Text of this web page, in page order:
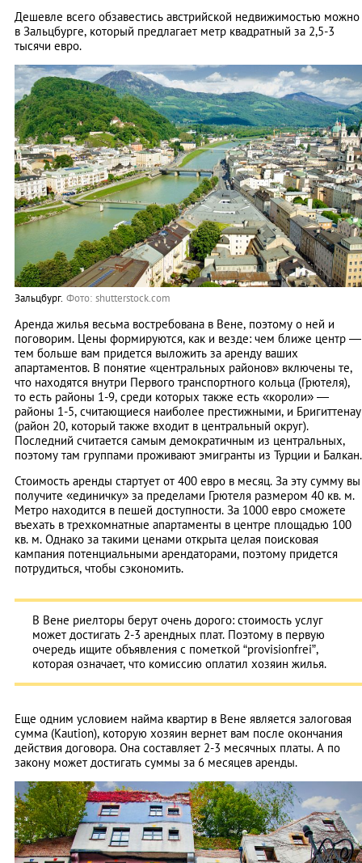
Дешевле всего обзавестись австрийской недвижимостью можно
в Зальцбурге, который предлагает метр квадратный за 2,5-3
тысячи евро.
Зальцбург. Фото: shutterstock.com
Аренда жилья весьма востребована в Вене, поэтому о ней и
поговорим. Цены формируются, как и везде: чем ближе центр —
тем больше вам придется выложить за аренду ваших
апартаментов. В понятие «центральных районов» включены те,
что находятся внутри Первого транспортного кольца (Грютеля),
то есть районы 1-9, среди которых также есть «короли» —
районы 1-5, считающиеся наиболее престижными, и Бригиттенау
(район 20, который также входит в центральный округ).
Последний считается самым демократичным из центральных,
поэтому там группами проживают эмигранты из Турции и Балкан.
Стоимость аренды стартует от 400 евро в месяц. За эту сумму вы
получите «единичку» за пределами Грютеля размером 40 кв. м.
Метро находится в пешей доступности. За 1000 евро сможете
въехать в трехкомнатные апартаменты в центре площадью 100
кв. м. Однако за такими ценами открыта целая поисковая
кампания потенциальными арендаторами, поэтому придется
потрудиться, чтобы сэкономить.
В Вене риелторы берут очень дорого: стоимость услуг
может достигать 2-3 арендных плат. Поэтому в первую
очередь ищите объявления с пометкой “provisionfrei”,
которая означает, что комиссию оплатил хозяин жилья.
Еще одним условием найма квартир в Вене является залоговая
сумма (Kaution), которую хозяин вернет вам после окончания
действия договора. Она составляет 2-3 месячных платы. А по
закону может достигать суммы за 6 месяцев аренды.